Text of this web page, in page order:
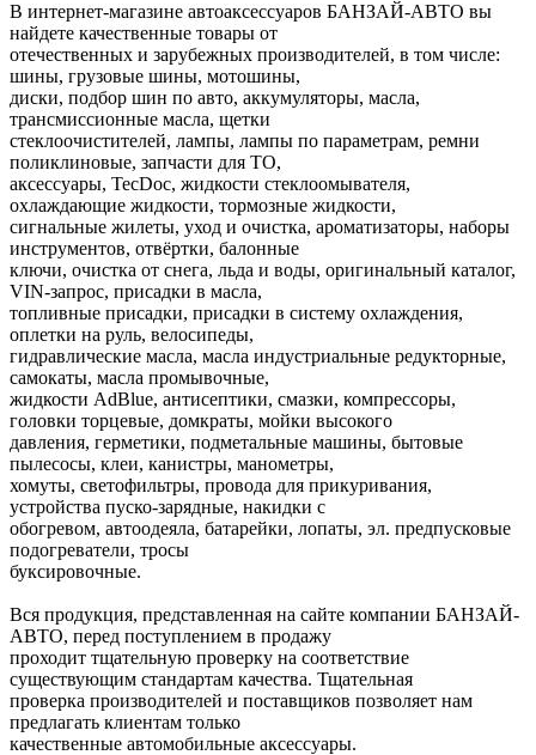
В интернет-магазине автоаксессуаров БАНЗАЙ-АВТО вы
найдете качественные товары от
отечественных и зарубежных производителей, в том числе:
шины, грузовые шины, мотошины,
диски, подбор шин по авто, аккумуляторы, масла,
трансмиссионные масла, щетки
стеклоочистителей, лампы, лампы по параметрам, ремни
поликлиновые, запчасти для ТО,
аксессуары, TecDoc, жидкости стеклоомывателя,
охлаждающие жидкости, тормозные жидкости,
сигнальные жилеты, уход и очистка, ароматизаторы, наборы
инструментов, отвёртки, балонные
ключи, очистка от снега, льда и воды, оригинальный каталог,
VIN-запрос, присадки в масла,
топливные присадки, присадки в систему охлаждения,
оплетки на руль, велосипеды,
гидравлические масла, масла индустриальные редукторные,
самокаты, масла промывочные,
жидкости AdBlue, антисептики, смазки, компрессоры,
головки торцевые, домкраты, мойки высокого
давления, герметики, подметальные машины, бытовые
пылесосы, клеи, канистры, манометры,
хомуты, светофильтры, провода для прикуривания,
устройства пуско-зарядные, накидки с
обогревом, автоодеяла, батарейки, лопаты, эл. предпусковые
подогреватели, тросы
буксировочные.
Вся продукция, представленная на сайте компании БАНЗАЙ-
АВТО, перед поступлением в продажу
проходит тщательную проверку на соответствие
существующим стандартам качества. Тщательная
проверка производителей и поставщиков позволяет нам
предлагать клиентам только
качественные автомобильные аксессуары.